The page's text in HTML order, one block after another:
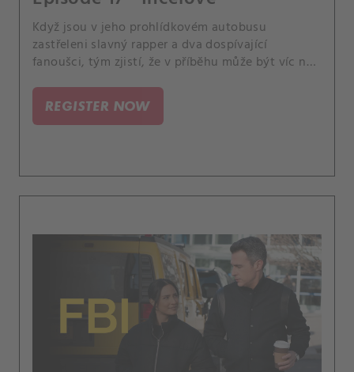
Když jsou v jeho prohlídkovém autobusu
zastřeleni slavný rapper a dva dospívající
fanoušci, tým zjistí, že v příběhu může být víc než
dosáhne významného milníku, kvůli kterému
uvažuje o své budoucnosti v agentuře.
REGISTER NOW